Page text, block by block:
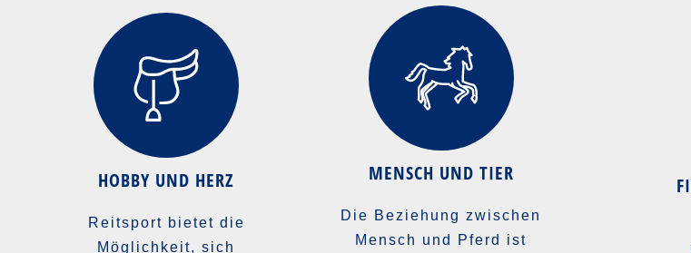
HOBBY UND HERZ
Reitsport bietet die
Möglichkeit, sich
MENSCH UND TIER
Die Beziehung zwischen
Mensch und Pferd ist